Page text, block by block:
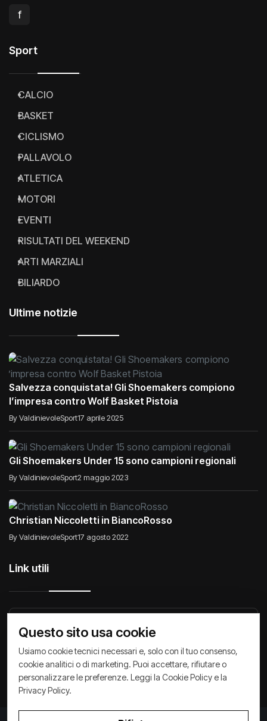
f
Sport
CALCIO
BASKET
CICLISMO
PALLAVOLO
ATLETICA
MOTORI
EVENTI
RISULTATI DEL WEEKEND
ARTI MARZIALI
BILIARDO
Ultime notizie
Salvezza conquistata! Gli Shoemakers compiono
l’impresa contro Wolf Basket Pistoia
By ValdinievoleSport17 aprile 2025
Gli Shoemakers Under 15 sono campioni regionali
By ValdinievoleSport2 maggio 2023
Christian Niccoletti in BiancoRosso
By ValdinievoleSport17 agosto 2022
Link utili
Raccontiamo di Noi Comunicati
Privacy Policy Cookie Policy Archivio News
Questo sito usa cookie
Usiamo cookie tecnici necessari e, solo con il tuo consenso,
cookie analitici o di marketing. Puoi accettare, rifiutare o
personalizzare le preferenze. Leggi la Cookie Policy e la
Privacy Policy.